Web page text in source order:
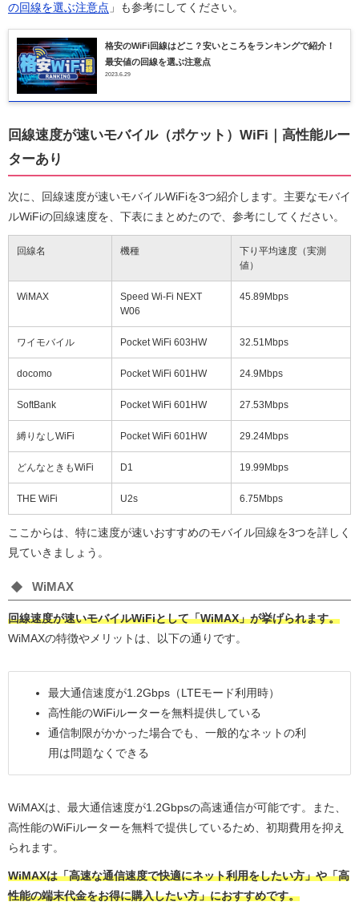
の回線を選ぶ注意点 」も参考にしてください。
格安のWiFi回線はどこ？安いところをランキングで紹介！
最安値の回線を選ぶ注意点
2023.6.29
回線速度が速いモバイル（ポケット）WiFi｜高性能ルー
ターあり
次に、回線速度が速いモバイルWiFiを3つ紹介します。主要なモバイ
ルWiFiの回線速度を、下表にまとめたので、参考にしてください。
回線名 機種
下り平均速度（実測
値）
WiMAX
Speed Wi-Fi NEXT
W06
45.89Mbps
ワイモバイル Pocket WiFi 603HW 32.51Mbps
docomo Pocket WiFi 601HW 24.9Mbps
SoftBank Pocket WiFi 601HW 27.53Mbps
縛りなしWiFi Pocket WiFi 601HW 29.24Mbps
どんなときもWiFi D1 19.99Mbps
THE WiFi U2s 6.75Mbps
ここからは、特に速度が速いおすすめのモバイル回線を3つを詳しく
見ていきましょう。
WiMAX
回線速度が速いモバイルWiFiとして「WiMAX」が挙げられます。
WiMAXの特徴やメリットは、以下の通りです。
最大通信速度が1.2Gbps（LTEモード利用時）
高性能のWiFiルーターを無料提供している
通信制限がかかった場合でも、一般的なネットの利
用は問題なくできる
WiMAXは、最大通信速度が1.2Gbpsの高速通信が可能です。また、
高性能のWiFiルーターを無料で提供しているため、初期費用を抑え
られます。
WiMAXは「高速な通信速度で快適にネット利用をしたい方」や「高
性能の端末代金をお得に購入したい方」におすすめです。